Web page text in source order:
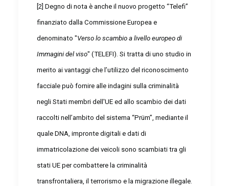
[2] Degno di nota è anche il nuovo progetto “Telefi”
finanziato dalla Commissione Europea e
denominato "Verso lo scambio a livello europeo di
Immagini del viso" (TELEFI). Si tratta di uno studio in
merito ai vantaggi che l’utilizzo del riconoscimento
facciale può fornire alle indagini sulla criminalità
negli Stati membri dell'UE ed allo scambio dei dati
raccolti nell’ambito del sistema “Prüm”, mediante il
quale DNA, impronte digitali e dati di
immatricolazione dei veicoli sono scambiati tra gli
stati UE per combattere la criminalità
transfrontaliera, il terrorismo e la migrazione illegale.